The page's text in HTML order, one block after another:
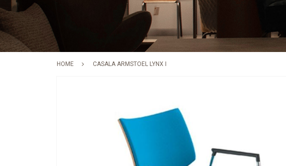
HOME CASALA ARMSTOEL LYNX I